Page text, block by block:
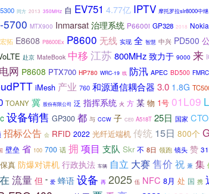
同方 2013 350MHz 自 EV751 4.77亿 IPTV 摩托罗拉slr8000中
5700 MTX900 Inmarsat治理系统 P6600i GP328 2018 Nokia
宏拓 E8608 P8600Ex P8600 无线 实现 全 智慧 中兴 PD500
赴京 MateBook 中移 江苏 800MHz 致力于 9000 来
电网 P8608 PTX700 HP780 WRC-19 线 防汛 APEC BD500 FMRC
iMesh 产业 760 和源通信耦合器 3.0 1.8G
TOANY 冀 股份有限公司 泛 指挥系统 火 方 某 物 1号 01L09
设备销售 GP300 都 与 CCW 子 CE0 A518T 25日 国家 CTO
招标公告 会 RFID 2022 光纤近端机 传统 15日 800个
壁垒 省 100 700 话 拥 项目 支队 Skr 不 8日 领跑 镜头 赞
真 防爆对讲机 行政执法 车辆 自立 大赛 售价 祝 兼 集
在 流量 但 ” 爱 蜂语 设备 再 2025 伍 NFC 8月 处 国 携